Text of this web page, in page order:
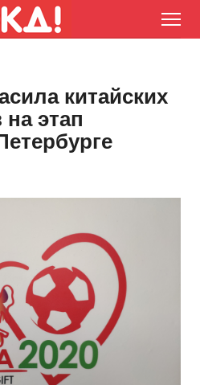
китайских
этап